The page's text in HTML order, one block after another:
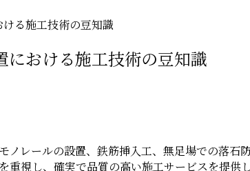
る施工技術の豆知識
における施工技術の豆知識
ノレールの設置、鉄筋挿入工、無足場での落石
重視し、確実で品質の高い施工サービスを提供し